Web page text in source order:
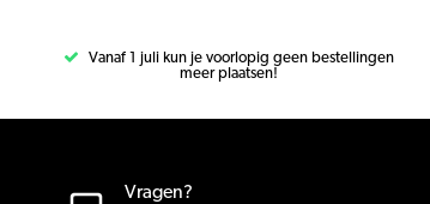
Vanaf 1 juli kun je voorlopig geen bestellingen
meer plaatsen!
Vragen?